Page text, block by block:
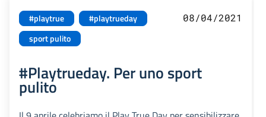
#playtrue
#playtrueday
sport pulito
08/04/2021
#Playtrueday. Per uno sport
pulito